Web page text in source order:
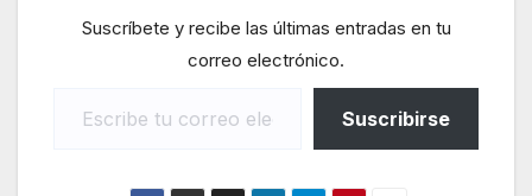
Suscríbete y recibe las últimas entradas en tu
correo electrónico.
Suscribirse